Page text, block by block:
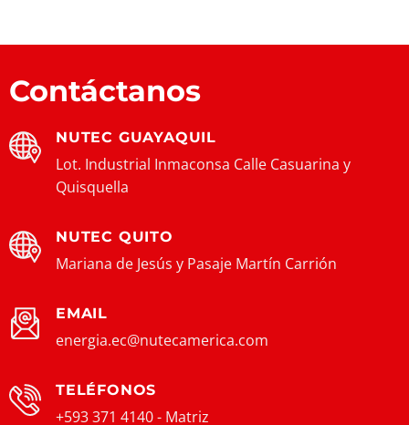
Contáctanos
NUTEC GUAYAQUIL
Lot. Industrial Inmaconsa Calle Casuarina y
Quisquella
NUTEC QUITO
Mariana de Jesús y Pasaje Martín Carrión
EMAIL
energia.ec@nutecamerica.com
TELÉFONOS
+593 371 4140 - Matriz